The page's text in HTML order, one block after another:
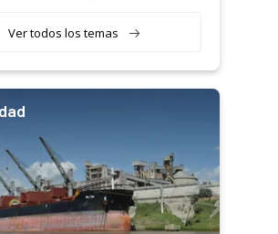
Ver todos los temas